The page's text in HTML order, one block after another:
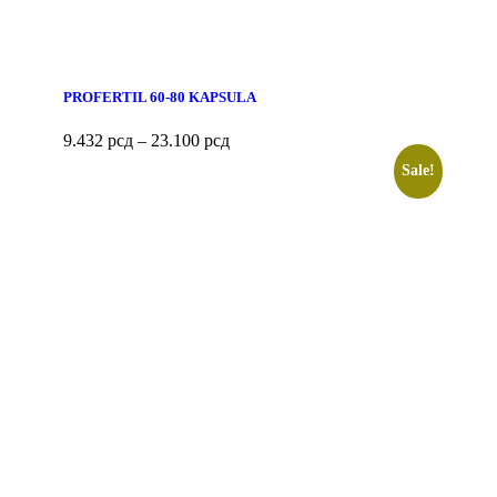
PROFERTIL 60-80 KAPSULA
9.432 рсд – 23.100 рсд
Sale!